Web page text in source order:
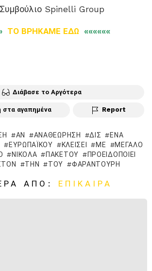
Συμβούλιο Spinelli Group
ΤΟ ΒΡΗΚΑΜΕ ΕΔΩ ««««««
Διάβασε το Αργότερα
στα αγαπημένα Report
ΑΝ ΑΝΑΘΕΏΡΗΣΗ ΔΙΣ
ΈΝΑ
ΕΥΡΩΠΑΪΚΟΎ ΚΛΕΊΣΕΙ ΜΕ
ΜΕΓΆΛΟ
ΝΙΚΌΛΑ ΠΑΚΈΤΟΥ
ΠΡΟΕΙΔΟΠΟΙΕΊ
ΤΗΝ ΤΟΥ ΦΑΡΑΝΤΟΎΡΗ
ΑΠΌ: ΕΠΊΚΑΙΡΑ